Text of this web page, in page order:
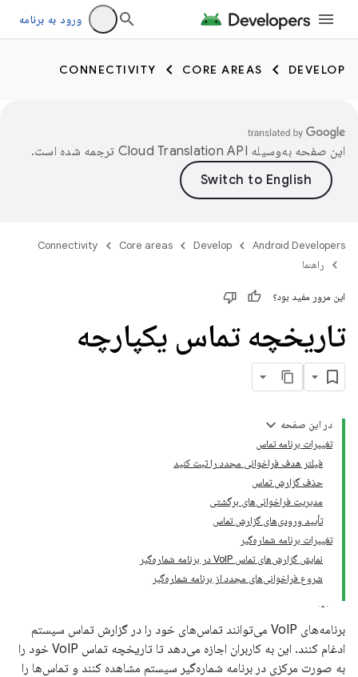
ورود به برنامه
DEVELOP
CORE AREAS
CONNECTIVITY
این صفحه به‌وسیله ترجمه شده است.
Android Developers
Develop
Core areas
Connectivity
راهنما
این مرور مفید بود؟
تاریخچه تماس یکپارچه
در این صفحه
تغییرات برنامه تماس
فیلتر هدف فراخوانی مجدد را ثبت کنید
حذف گزارش تماس
مدیریت فراخوانی‌های برگشتی
تأیید ورودی‌های گزارش تماس
تغییرات برنامه شماره‌گیر
نمایش گزارش‌های تماس VoIP در برنامه شماره‌گیر
شروع فراخوانی‌های مجدد از برنامه شماره‌گیر
برنامه‌های VoIP می‌توانند تماس‌های خود را در گزارش تماس سیستم
ادغام کنند. این به کاربران اجازه می‌دهد تا تاریخچه تماس VoIP خود را
به صورت مرکزی در برنامه شماره‌گیر سیستم مشاهده کنند و تماس‌ها را